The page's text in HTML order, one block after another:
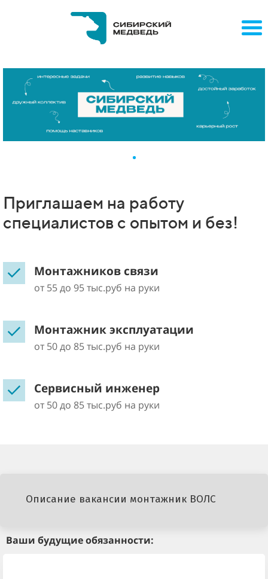
Приглашаем на работу
специалистов с опытом и без!
Монтажников связи
от 55 до 95 тыс.руб на руки
Монтажник эксплуатации
от 50 до 85 тыс.руб на руки
Сервисный инженер
от 50 до 85 тыс.руб на руки
Описание вакансии монтажник ВОЛС
Ваши будущие обязанности: